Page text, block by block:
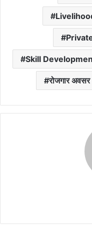
Skill
रोजगार अवसर